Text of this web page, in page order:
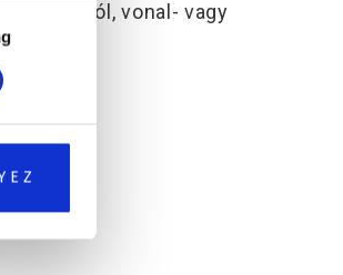
vírusból, vonal- vagy